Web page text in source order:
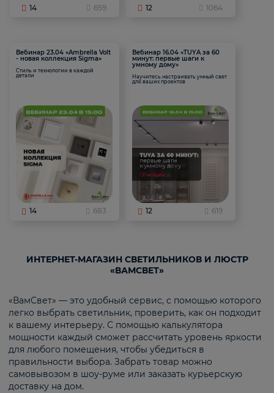
14 659 12 1064
Вебинар 23.04 «Ambrella Volt
- новая коллекция Sigma»
Стиль и технологии в каждой
детали
14 683
Вебинар 16.04 «TUYA за 60
минут: первые шаги к
умному дому»
Научитесь настраивать умный свет
для ваших проектов
12 619
ИНТЕРНЕТ-МАГАЗИН СВЕТИЛЬНИКОВ И ЛЮСТР
«ВАМСВЕТ»
«ВамСвет» — это удобный сервис, с помощью которого
легко выбрать светильник, проверить, как он подходит
к вашему интерьеру. С помощью калькулятора
мощности каждый сможет рассчитать уровень яркости
для любого помещения, чтобы убедиться в
правильности выбора. Забрать товар можно
самовывозом в шоу-руме или заказать курьерскую
доставку на дом.